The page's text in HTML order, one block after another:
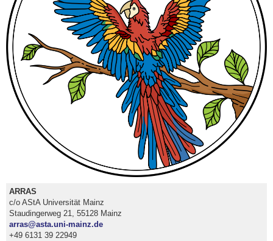
ARRAS
c/o AStA Universität Mainz
Staudingerweg 21, 55128 Mainz
arras@asta.uni-mainz.de
+49 6131 39 22949